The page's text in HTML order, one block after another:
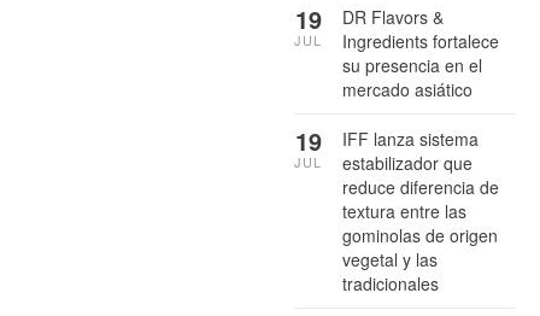
DR Flavors &
Ingredients fortalece
su presencia en el
mercado asiático
19
JUL
IFF lanza sistema
estabilizador que
reduce diferencia de
textura entre las
gominolas de origen
vegetal y las
tradicionales
19
JUL